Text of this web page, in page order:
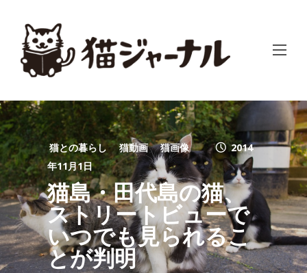
猫との暮らし 猫動画 猫画像
2014
年11月1日
猫島・田代島の猫、
ストリートビューで
いつでも見られるこ
とが判明